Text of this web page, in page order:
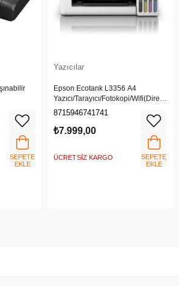
SEPETE
EKLE
Yazıcılar
Epson Ecotank L3356 A4
Yazıcı/Tarayıcı/Fotokopi/Wifi(Direct)
Renkli Tanklı Yazıcı - C11CL62415
8715946741741
₺7.999,00
ÜCRETSIZ KARGO
SEPETE
EKLE